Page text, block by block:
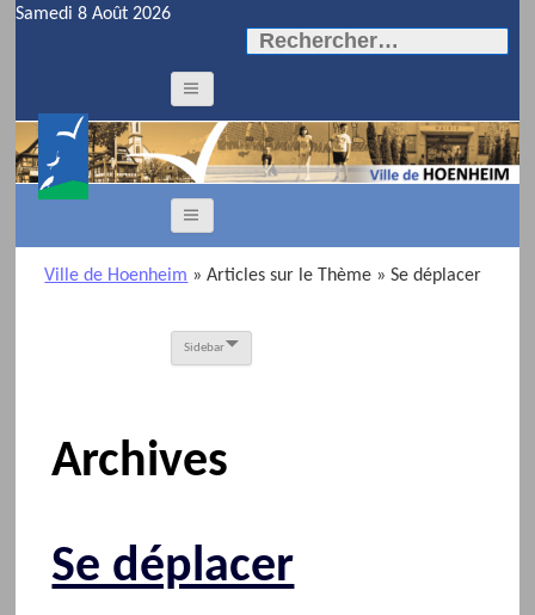
Samedi 8 Août 2026
Rechercher :
Ville de Hoenheim » Articles sur le Thème » Se déplacer
Sidebar
Archives
Se déplacer